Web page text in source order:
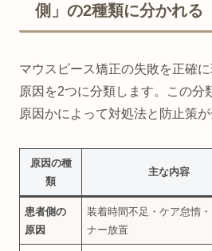
側」の2種類に分かれる
マウスピース矯正の失敗を正確
原因を2つに分類します。この分
原因かによって対処法と防止策が
原因の種
類
主な内容
患者側の
原因
装着時間不足・ケア怠惰
ナー放置